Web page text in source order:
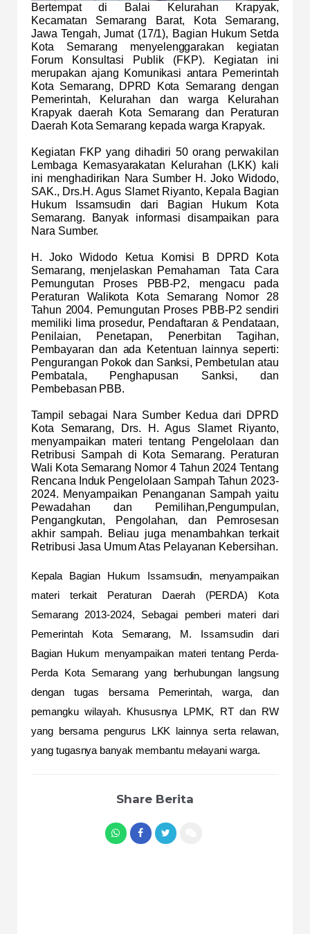
Bertempat di Balai Kelurahan Krapyak,
Kecamatan Semarang Barat, Kota Semarang,
Jawa Tengah, Jumat (17/1), Bagian Hukum Setda
Kota Semarang menyelenggarakan kegiatan
Forum Konsultasi Publik (FKP). Kegiatan ini
merupakan ajang Komunikasi antara Pemerintah
Kota Semarang, DPRD Kota Semarang dengan
Pemerintah, Kelurahan dan warga Kelurahan
Krapyak daerah Kota Semarang dan Peraturan
Daerah Kota Semarang kepada warga Krapyak.
Kegiatan FKP yang dihadiri 50 orang perwakilan
Lembaga Kemasyarakatan Kelurahan (LKK) kali
ini menghadirikan Nara Sumber H. Joko Widodo,
SAK., Drs.H. Agus Slamet Riyanto, Kepala Bagian
Hukum Issamsudin dari Bagian Hukum Kota
Semarang. Banyak informasi disampaikan para
Nara Sumber.
H. Joko Widodo Ketua Komisi B DPRD Kota
Semarang, menjelaskan Pemahaman Tata Cara
Pemungutan Proses PBB-P2, mengacu pada
Peraturan Walikota Kota Semarang Nomor 28
Tahun 2004. Pemungutan Proses PBB-P2 sendiri
memiliki lima prosedur, Pendaftaran & Pendataan,
Penilaian, Penetapan, Penerbitan Tagihan,
Pembayaran dan ada Ketentuan lainnya seperti:
Pengurangan Pokok dan Sanksi, Pembetulan atau
Pembatala, Penghapusan Sanksi, dan
Pembebasan PBB.
Tampil sebagai Nara Sumber Kedua dari DPRD
Kota Semarang, Drs. H. Agus Slamet Riyanto,
menyampaikan materi tentang Pengelolaan dan
Retribusi Sampah di Kota Semarang. Peraturan
Wali Kota Semarang Nomor 4 Tahun 2024 Tentang
Rencana Induk Pengelolaan Sampah Tahun 2023-
2024. Menyampaikan Penanganan Sampah yaitu
Pewadahan dan Pemilihan,Pengumpulan,
Pengangkutan, Pengolahan, dan Pemrosesan
akhir sampah. Beliau juga menambahkan terkait
Retribusi Jasa Umum Atas Pelayanan Kebersihan.
Kepala Bagian Hukum Issamsudin, menyampaikan
materi terkait Peraturan Daerah (PERDA) Kota
Semarang 2013-2024, Sebagai pemberi materi dari
Pemerintah Kota Semarang, M. Issamsudin dari
Bagian Hukum menyampaikan materi tentang Perda-
Perda Kota Semarang yang berhubungan langsung
dengan tugas bersama Pemerintah, warga, dan
pemangku wilayah. Khususnya LPMK, RT dan RW
yang bersama pengurus LKK lainnya serta relawan,
yang tugasnya banyak membantu melayani warga.
Share Berita